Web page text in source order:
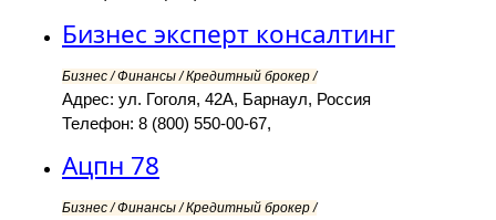
Бизнес эксперт консалтинг
Бизнес / Финансы / Кредитный брокер /
Адрес: ул. Гоголя, 42А, Барнаул, Россия
Телефон: 8 (800) 550-00-67,
Ацпн 78
Бизнес / Финансы / Кредитный брокер /